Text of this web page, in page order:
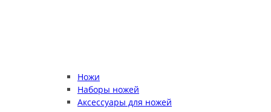
Ножи
Наборы ножей
Аксессуары для ножей